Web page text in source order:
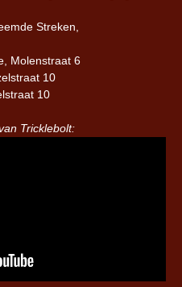
Streken,
Molenstraat 6
10
10
Tricklebolt: